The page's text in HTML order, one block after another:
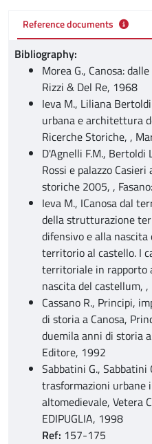
Reference documents
Bibliography:
Morea G., Canosa:
Rizzi & Del Re, 1968
Ieva M., Liliana
urbana e architettura
Ricerche Storiche, ,
D'Agnelli F.M., Bertoldi
Rossi e palazzo
storiche 2005, ,
Ieva M., ICanosa dal
della strutturazione
difensivo e alla nascita
territorio al castello. I
territoriale in rapporto
nascita del castellum,
Cassano R., Principi,
di storia a Canosa,
duemila anni di storia
Editore, 1992
Sabbatini G., Sabbatini
trasformazioni urbane
altomedievale, Vetera
EDIPUGLIA, 1998
Ref: 157-175